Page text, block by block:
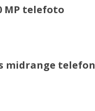
MP telefoto
midrange telefon